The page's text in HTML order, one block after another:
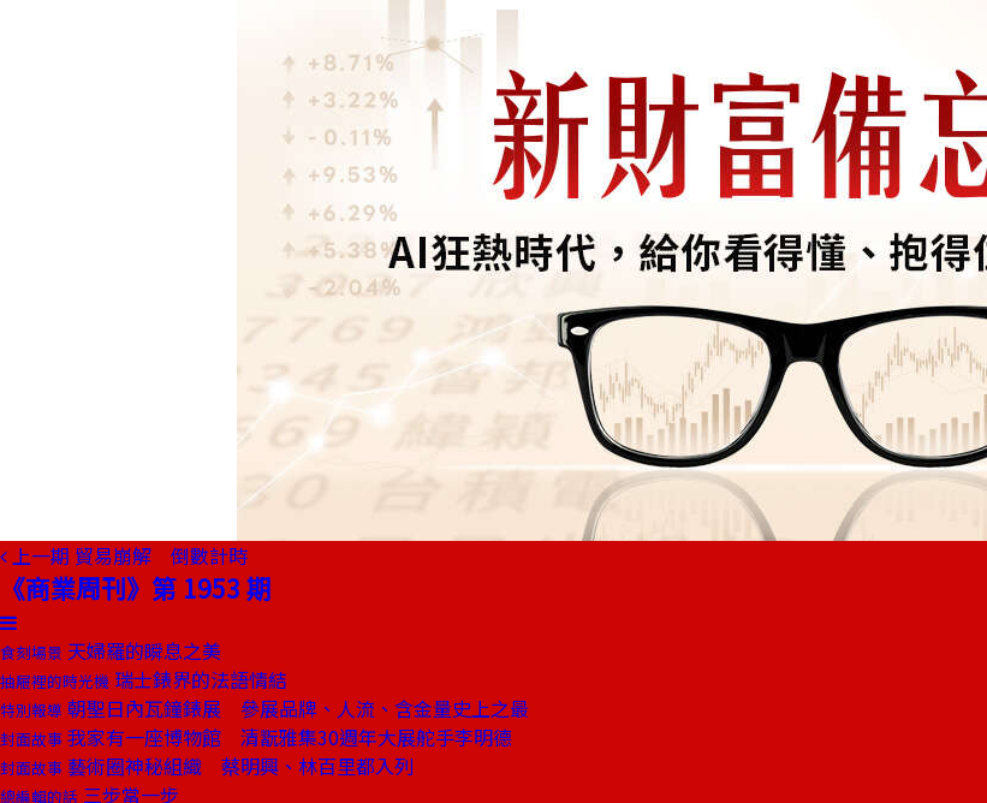
上一期 貿易崩解 倒數計時
《商業周刊》第 1953 期
食刻場景 天婦羅的瞬息之美
抽屜裡的時光機 瑞士錶界的法語情結
特別報導 朝聖日內瓦鐘錶展 參展品牌、人流、含金量史上之最
封面故事 我家有一座博物館 清翫雅集30週年大展舵手李明德
封面故事 藝術圈神秘組織 蔡明興、林百里都入列
總編輯的話 三步當一步